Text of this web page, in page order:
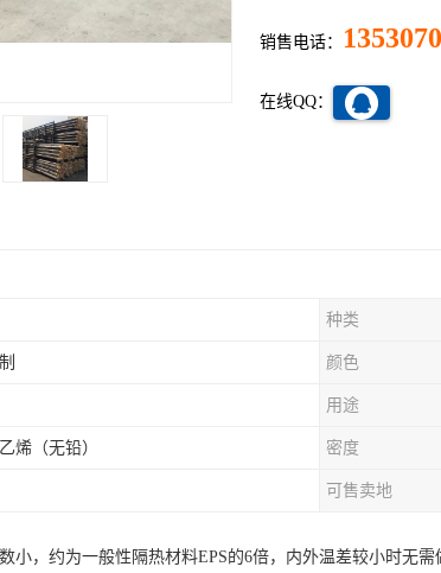
销售电话：
在线QQ：
种类
颜色
用途
烯（无铅） 密度
可售卖地
小，约为一般性隔热材料EPS的6倍，内外温差较小时无